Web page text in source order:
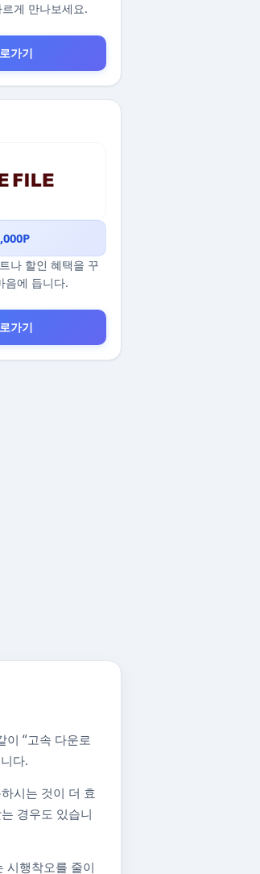
게 만나보세요.
가기
나 할인 혜택을 꾸
음에 듭니다.
가기
이 “고속 다운로
다.
시는 것이 더 효
경우도 있습니
시행착오를 줄이